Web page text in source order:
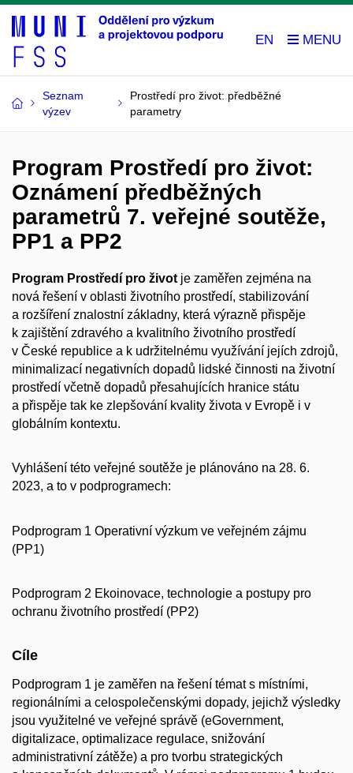
EN
Seznam
výzev
Prostředí pro život: předběžné
parametry
Program Prostředí pro život:
Oznámení předběžných
parametrů 7. veřejné soutěže,
PP1 a PP2
Program Prostředí pro život je zaměřen zejména na
nová řešení v oblasti životního prostředí, stabilizování
a rozšíření znalostní základny, která výrazně přispěje
k zajištění zdravého a kvalitního životního prostředí
v České republice a k udržitelnému využívání jejích zdrojů,
minimalizací negativních dopadů lidské činnosti na životní
prostředí včetně dopadů přesahujících hranice státu
a přispěje tak ke zlepšování kvality života v Evropě i v
globálním kontextu.
Vyhlášení této veřejné soutěže je plánováno na 28. 6.
2023, a to v podprogramech:
Podprogram 1 Operativní výzkum ve veřejném zájmu
(PP1)
Podprogram 2 Ekoinovace, technologie a postupy pro
ochranu životního prostředí (PP2)
Cíle
Podprogram 1 je zaměřen na řešení témat s místními,
regionálními a celospolečenskými dopady, jejichž výsledky
jsou využitelné ve veřejné správě (eGovernment,
digitalizace, optimalizace regulace, snižování
administrativní zátěže) a pro tvorbu strategických